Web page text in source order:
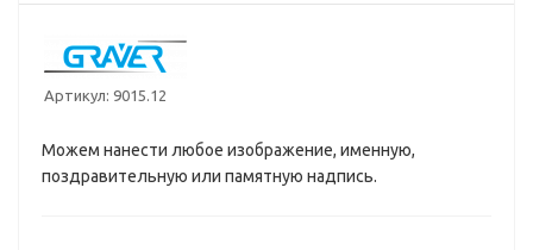
Артикул: 9015.12
Можем нанести любое изображение, именную,
поздравительную или памятную надпись.